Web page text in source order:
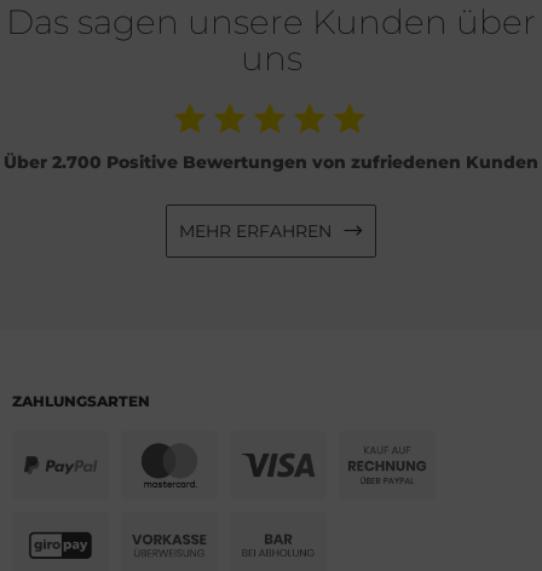
Das sagen unsere Kunden über
uns
Über 2.700 Positive Bewertungen von zufriedenen Kunden
MEHR ERFAHREN
ZAHLUNGSARTEN